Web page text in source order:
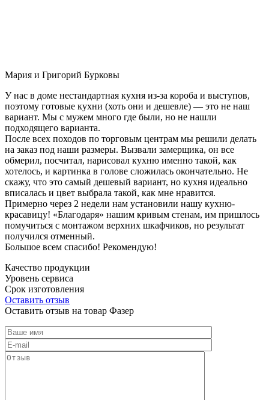
Мария и Григорий Бурковы
У нас в доме нестандартная кухня из-за короба и выступов,
поэтому готовые кухни (хоть они и дешевле) — это не наш
вариант. Мы с мужем много где были, но не нашли
подходящего варианта.
После всех походов по торговым центрам мы решили делать
на заказ под наши размеры. Вызвали замерщика, он все
обмерил, посчитал, нарисовал кухню именно такой, как
хотелось, и картинка в голове сложилась окончательно. Не
скажу, что это самый дешевый вариант, но кухня идеально
вписалась и цвет выбрала такой, как мне нравится.
Примерно через 2 недели нам установили нашу кухню-
красавицу! «Благодаря» нашим кривым стенам, им пришлось
помучиться с монтажом верхних шкафчиков, но результат
получился отменный.
Большое всем спасибо! Рекомендую!
Качество продукции
Уровень сервиса
Срок изготовления
Оставить отзыв
Оставить отзыв на товар Фазер